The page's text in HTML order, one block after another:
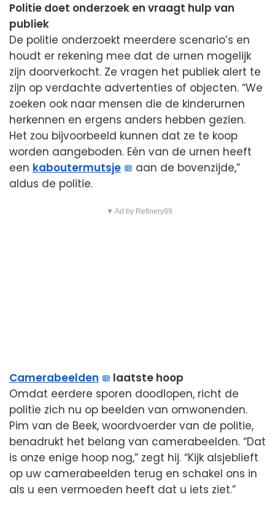
Politie doet onderzoek en vraagt hulp van
publiek
De politie onderzoekt meerdere scenario’s en
houdt er rekening mee dat de urnen mogelijk
zijn doorverkocht. Ze vragen het publiek alert te
zijn op verdachte advertenties of objecten. “We
zoeken ook naar mensen die de kinderurnen
herkennen en ergens anders hebben gezien.
Het zou bijvoorbeeld kunnen dat ze te koop
worden aangeboden. Eén van de urnen heeft
een kaboutermutsje
aan de bovenzijde,”
aldus de politie.
▼ Ad by Refinery89
Camerabeelden
laatste hoop
Omdat eerdere sporen doodlopen, richt de
politie zich nu op beelden van omwonenden.
Pim van de Beek, woordvoerder van de politie,
benadrukt het belang van camerabeelden. “Dat
is onze enige hoop nog,” zegt hij. “Kijk alsjeblieft
op uw camerabeelden terug en schakel ons in
als u een vermoeden heeft dat u iets ziet.”